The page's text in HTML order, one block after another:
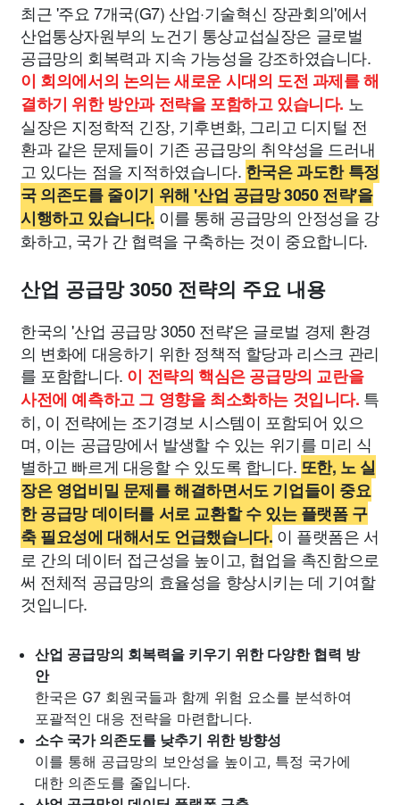
최근 '주요 7개국(G7) 산업·기술혁신 장관회의'에서
산업통상자원부의 노건기 통상교섭실장은 글로벌
공급망의 회복력과 지속 가능성을 강조하였습니다.
이 회의에서의 논의는 새로운 시대의 도전 과제를 해
결하기 위한 방안과 전략을 포함하고 있습니다. 노
실장은 지정학적 긴장, 기후변화, 그리고 디지털 전
환과 같은 문제들이 기존 공급망의 취약성을 드러내
고 있다는 점을 지적하였습니다. 한국은 과도한 특정
국 의존도를 줄이기 위해 '산업 공급망 3050 전략'을
시행하고 있습니다. 이를 통해 공급망의 안정성을 강
화하고, 국가 간 협력을 구축하는 것이 중요합니다.
산업 공급망 3050 전략의 주요 내용
한국의 '산업 공급망 3050 전략'은 글로벌 경제 환경
의 변화에 대응하기 위한 정책적 할당과 리스크 관리
를 포함합니다. 이 전략의 핵심은 공급망의 교란을
사전에 예측하고 그 영향을 최소화하는 것입니다. 특
히, 이 전략에는 조기경보 시스템이 포함되어 있으
며, 이는 공급망에서 발생할 수 있는 위기를 미리 식
별하고 빠르게 대응할 수 있도록 합니다. 또한, 노 실
장은 영업비밀 문제를 해결하면서도 기업들이 중요
한 공급망 데이터를 서로 교환할 수 있는 플랫폼 구
축 필요성에 대해서도 언급했습니다. 이 플랫폼은 서
로 간의 데이터 접근성을 높이고, 협업을 촉진함으로
써 전체적 공급망의 효율성을 향상시키는 데 기여할
것입니다.
산업 공급망의 회복력을 키우기 위한 다양한 협력 방
안
한국은 G7 회원국들과 함께 위험 요소를 분석하여
포괄적인 대응 전략을 마련합니다.
소수 국가 의존도를 낮추기 위한 방향성
이를 통해 공급망의 보안성을 높이고, 특정 국가에
대한 의존도를 줄입니다.